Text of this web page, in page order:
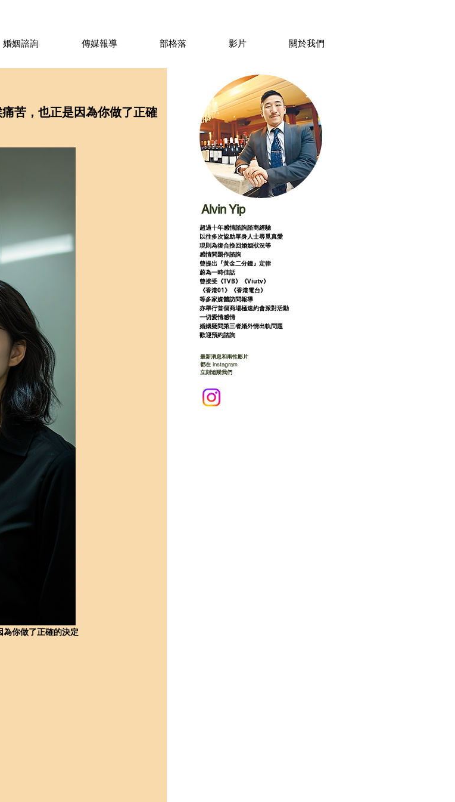
婚姻諮詢 傳媒報導 部格落 影片 關於我們
苦，也正是因為你做了正確
為你做了正確的決定
Alvin Yip
超過十年感情諮詢諮商經驗
以往多次協助單身人士尋覓真愛
現則為復合挽回婚姻狀況等
感情問題作諮詢
曾提出『黃金二分鐘』定律
蔚為一時佳話
曾接受《TVB》《Viutv》
《香港01》
《香港電台》
等多家媒體訪問報導
亦舉行首個商場極速約會派對活動
一切愛情感情
婚姻疑問第三者婚外情出軌問題
歡迎預約諮詢
最新消息和兩性影片
都在 instagram
立刻追蹤我們